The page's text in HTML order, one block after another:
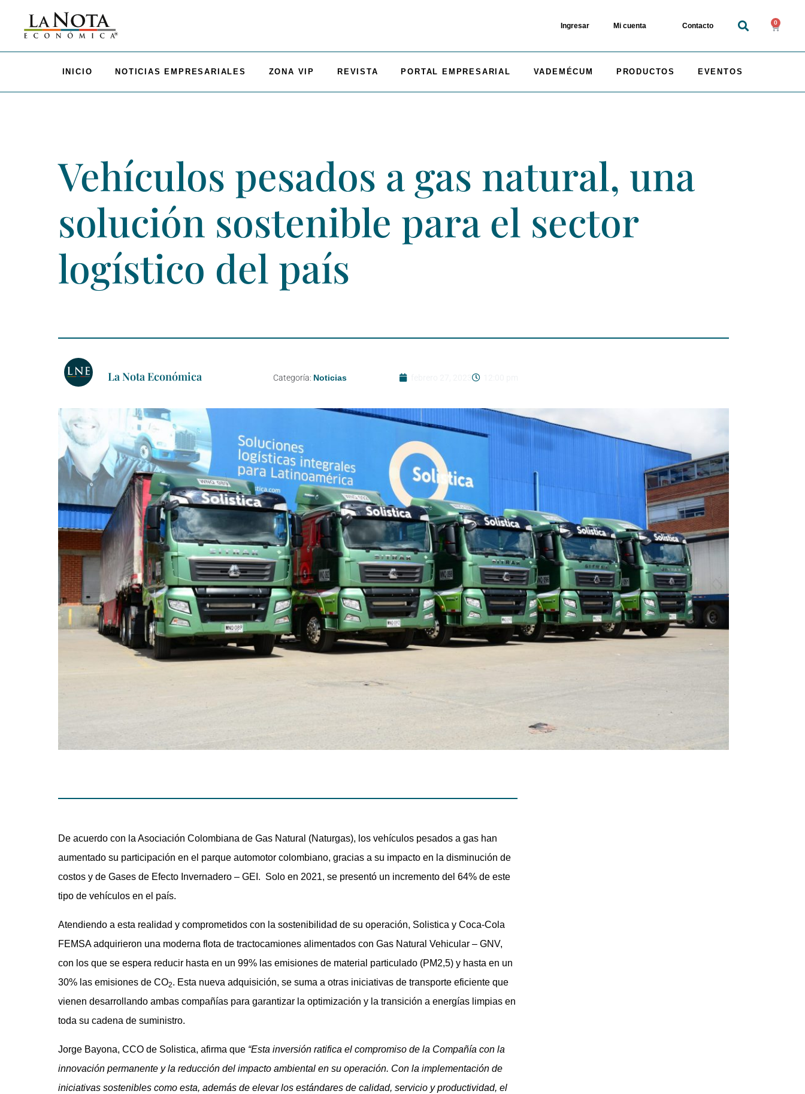
Ingresar Mi cuenta Contacto 0
INICIO NOTICIAS EMPRESARIALES ZONA VIP REVISTA PORTAL EMPRESARIAL VADEMÉCUM PRODUCTOS EVENTOS
Vehículos pesados a gas natural, una
solución sostenible para el sector
logístico del país
La Nota Económica Categoría: Noticias
De acuerdo con la Asociación Colombiana de Gas Natural (Naturgas), los vehículos pesados a gas han
aumentado su participación en el parque automotor colombiano, gracias a su impacto en la disminución de
costos y de Gases de Efecto Invernadero – GEI. Solo en 2021, se presentó un incremento del 64% de este
tipo de vehículos en el país.
Atendiendo a esta realidad y comprometidos con la sostenibilidad de su operación, Solistica y Coca-Cola
FEMSA adquirieron una moderna flota de tractocamiones alimentados con Gas Natural Vehicular – GNV,
con los que se espera reducir hasta en un 99% las emisiones de material particulado (PM2,5) y hasta en un
30% las emisiones de CO2. Esta nueva adquisición, se suma a otras iniciativas de transporte eficiente que
vienen desarrollando ambas compañías para garantizar la optimización y la transición a energías limpias en
toda su cadena de suministro.
Jorge Bayona, CCO de Solistica, afirma que “Esta inversión ratifica el compromiso de la Compañía con la
innovación permanente y la reducción del impacto ambiental en su operación. Con la implementación de
iniciativas sostenibles como esta, además de elevar los estándares de calidad, servicio y productividad, el